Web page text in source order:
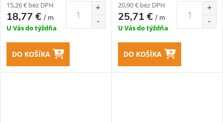
15,26 € bez DPH
18,77 €/ m
U Vás do týždňa
DO KOŠÍKA
20,90 € bez DPH
25,71 €/ m
U Vás do týždňa
DO KOŠÍKA